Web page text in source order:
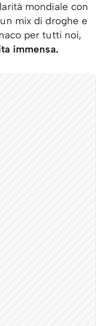
mondiale con
mix di droghe e
per tutti noi,
immensa.